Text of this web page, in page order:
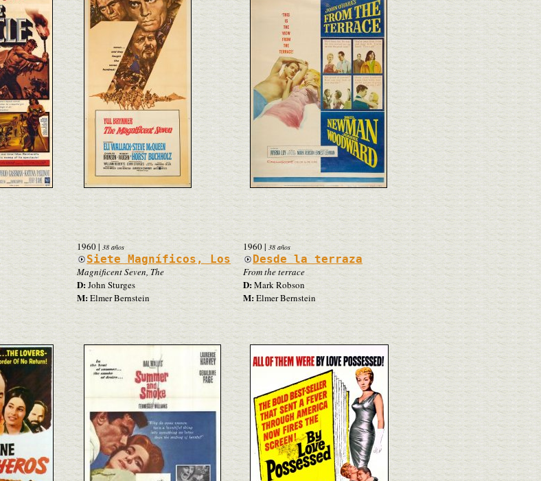
1960| 38 años
Siete Magníficos, Los
Magnificent Seven, The
D:John Sturges
M:Elmer Bernstein
1960| 38 años
Desde la terraza
From the terrace
D:Mark Robson
M:Elmer Bernstein